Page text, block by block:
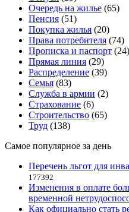
Очередь на жилье (65)
Пенсия (51)
Покупка жилья (20)
Права потребителя (74)
Прописка и паспорт (24)
Прямая линия (29)
Распределение (39)
Семья (83)
Служба в армии (2)
Страхование (6)
Строительство (65)
Труд (138)
Самое популярное за день
Перечень льгот для
177392
Изменения в оплате
временной
Как официально стать